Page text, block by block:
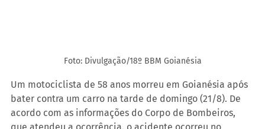
Foto: Divulgação/18º BBM Goianésia
Um motociclista de 58 anos morreu em Goianésia após
bater contra um carro na tarde de domingo (21/8). De
acordo com as informações do Corpo de Bombeiros,